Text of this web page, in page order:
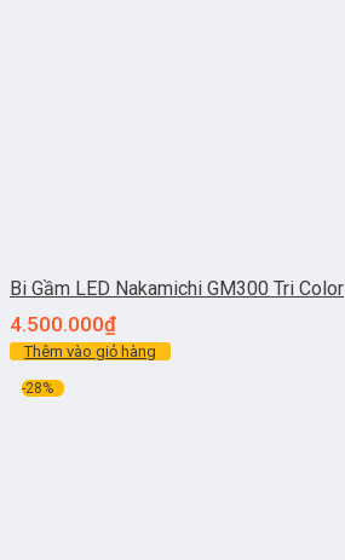
Bi Gầm LED Nakamichi GM300 Tri Color
4.500.000₫
Thêm vào giỏ hàng
-28%